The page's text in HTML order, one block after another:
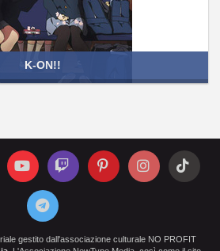
K-ON!!
gestito dall'associazione culturale NO PROFIT